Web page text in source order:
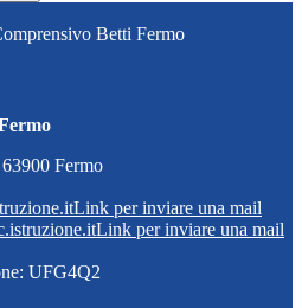
Betti Fermo
Fermo
Link per inviare una mail
Link per inviare una mail
UFG4Q2